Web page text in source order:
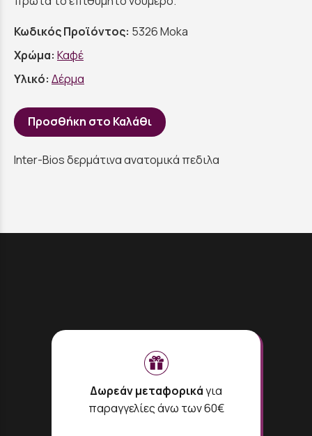
Κωδικός Προϊόντος: 5326 Moka
Χρώμα: Καφέ
Υλικό: Δέρμα
Προσθήκη στο Καλάθι
Inter-Bios δερμάτινα ανατομικά πεδιλα
Δωρεάν μεταφορικάγια
παραγγελίες άνω των 60€